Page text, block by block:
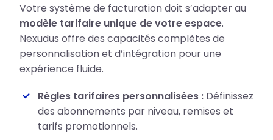
Votre système de facturation doit s’adapter au
modèle tarifaire unique de votre espace.
Nexudus offre des capacités complètes de
personnalisation et d’intégration pour une
expérience fluide.
Règles tarifaires personnalisées : Définissez
des abonnements par niveau, remises et
tarifs promotionnels.